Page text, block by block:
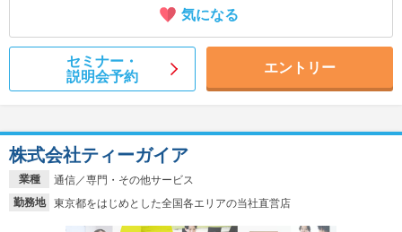
気になる
セミナー・
説明会予約
エントリー
業種
通信／専門・その他サービス
勤務地
東京都をはじめとした全国各エリアの当社直営店
株式会社ティーガイア